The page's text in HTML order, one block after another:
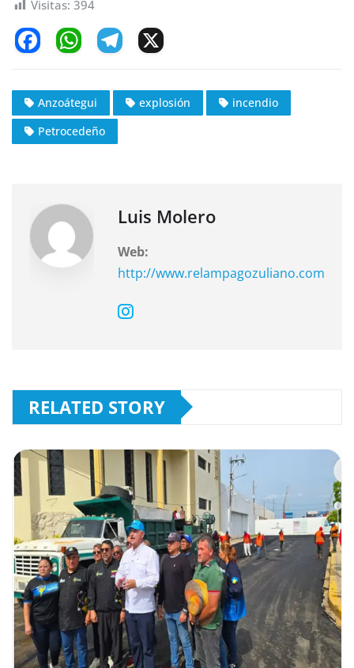
Visitas: 394
c
e
b
k
W
at
s
A
e
gr
Anzoátegui explosión
incendio
Petrocedeño
Luis Molero
Web:
http://www.relampagozuliano.com
RELATED STORY